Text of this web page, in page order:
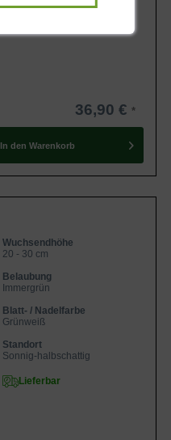
36,90 €
In den Warenkorb
Wuchsendhöhe
20 - 30 cm
Belaubung
Immergrün
Blatt- / Nadelfarbe
Grünweiß
Standort
Sonnig-halbschattig
Lieferbar